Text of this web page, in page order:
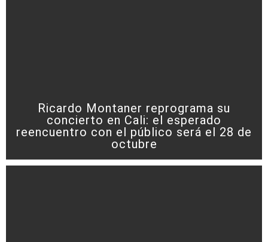
Ricardo Montaner reprograma su
concierto en Cali: el esperado
reencuentro con el público será el 28 de
octubre